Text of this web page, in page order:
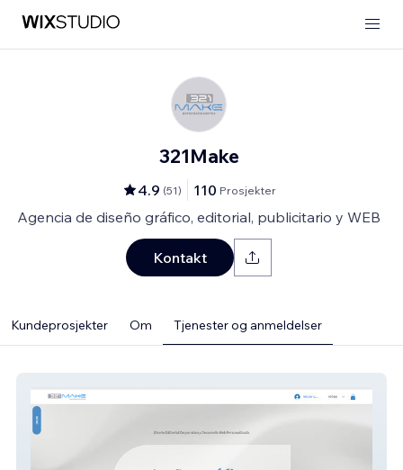
321Make
4.9 (51) 110 Prosjekter
Agencia de diseño gráfico, editorial, publicitario y WEB
Kontakt
Kundeprosjekter Om Tjenester og anmeldelser